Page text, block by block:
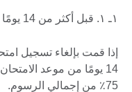
۱ـ ۱. قبل أكثر من 14 يومًا من موعد الامتحان:
14 يومًا من موعد
75٪ من إجمالي الرسوم.